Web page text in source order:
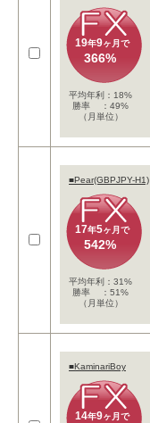
19年9ヶ月で
366%
平均年利：18%
勝率 ：49%
（月単位）
■Pear(GBPJPY-H1)
17年5ヶ月で
542%
平均年利：31%
勝率 ：51%
（月単位）
■KaminariBoy
14年9ヶ月で